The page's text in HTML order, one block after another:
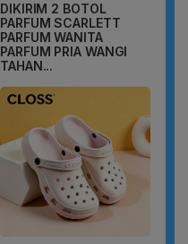
DIKIRIM 2 BOTOL
PARFUM SCARLETT
PARFUM WANITA
PARFUM PRIA WANGI
TAHAN...